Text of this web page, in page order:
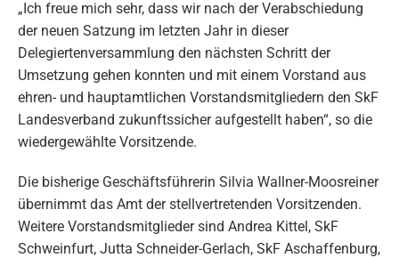
„Ich freue mich sehr, dass wir nach der Verabschiedung
der neuen Satzung im letzten Jahr in dieser
Delegiertenversammlung den nächsten Schritt der
Umsetzung gehen konnten und mit einem Vorstand aus
ehren- und hauptamtlichen Vorstandsmitgliedern den SkF
Landesverband zukunftssicher aufgestellt haben“, so die
wiedergewählte Vorsitzende.
Die bisherige Geschäftsführerin Silvia Wallner-Moosreiner
übernimmt das Amt der stellvertretenden Vorsitzenden.
Weitere Vorstandsmitglieder sind Andrea Kittel, SkF
Schweinfurt, Jutta Schneider-Gerlach, SkF Aschaffenburg,